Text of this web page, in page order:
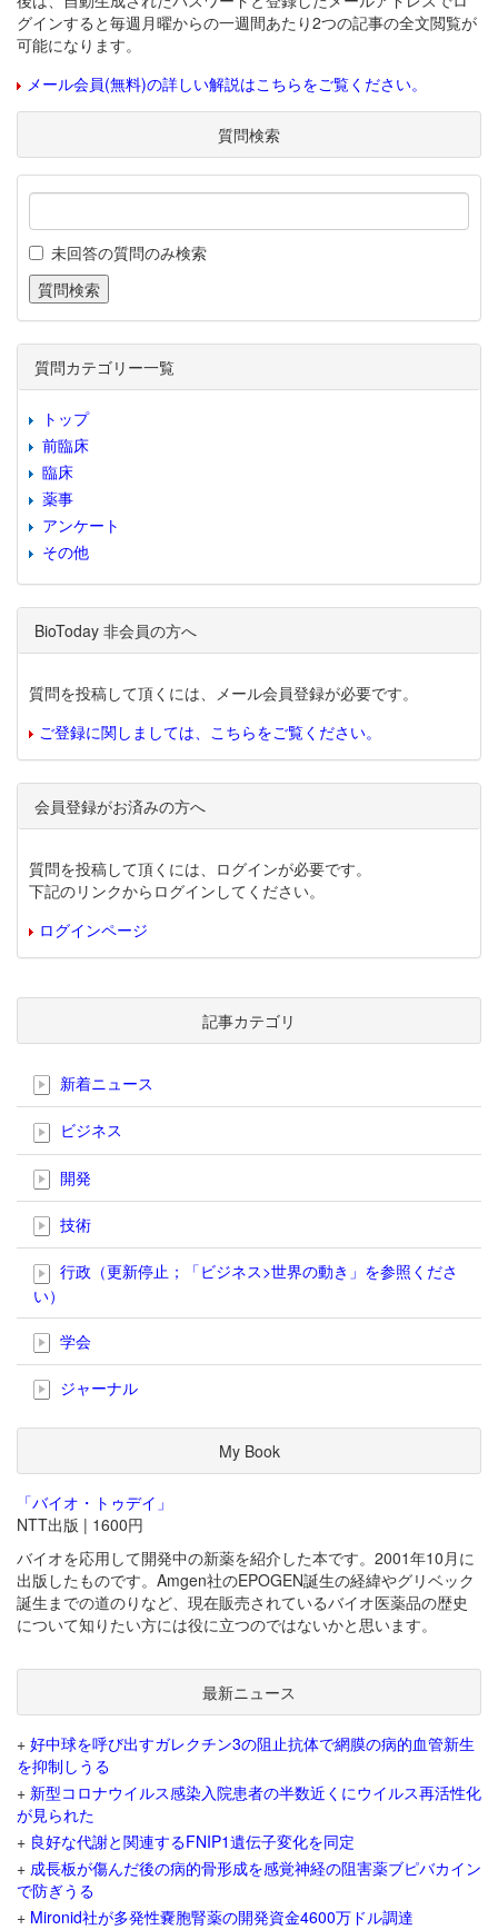
グインすると毎週月曜からの一週間あたり2つの記事の全文閲覧が
可能になります。
メール会員(無料)の詳しい解説はこちらをご覧ください。
質問検索
未回答の質問のみ検索
質問カテゴリー一覧
トップ
前臨床
臨床
薬事
アンケート
その他
BioToday 非会員の方へ
質問を投稿して頂くには、メール会員登録が必要です。
ご登録に関しましては、こちらをご覧ください。
会員登録がお済みの方へ
質問を投稿して頂くには、ログインが必要です。
下記のリンクからログインしてください。
ログインページ
記事カテゴリ
新着ニュース
ビジネス
開発
技術
行政（更新停止；「ビジネス>世界の動き」を参照くださ
い）
学会
ジャーナル
My Book
「バイオ・トゥデイ」
NTT出版 | 1600円
バイオを応用して開発中の新薬を紹介した本です。2001年10月に
出版したものです。Amgen社のEPOGEN誕生の経緯やグリベック
誕生までの道のりなど、現在販売されているバイオ医薬品の歴史
について知りたい方には役に立つのではないかと思います。
最新ニュース
+ 好中球を呼び出すガレクチン3の阻止抗体で網膜の病的血管新生
を抑制しうる
+ 新型コロナウイルス感染入院患者の半数近くにウイルス再活性化
が見られた
+ 良好な代謝と関連するFNIP1遺伝子変化を同定
+ 成長板が傷んだ後の病的骨形成を感覚神経の阻害薬ブピバカイン
で防ぎうる
+ Mironid社が多発性嚢胞腎薬の開発資金4600万ドル調達